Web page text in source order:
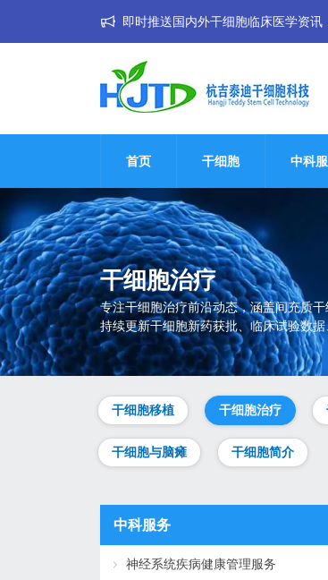
即时推送国内外干细胞临床医学资
首页 干细胞 中科
干细胞治疗
专注干细胞治疗前沿动态，涵盖间充质
持续更新干细胞新药获批、临床试验数
干细胞移植 干细胞治疗
干细胞与脑瘫 干细胞简介
中科服务
神经系统疾病健康管理服务